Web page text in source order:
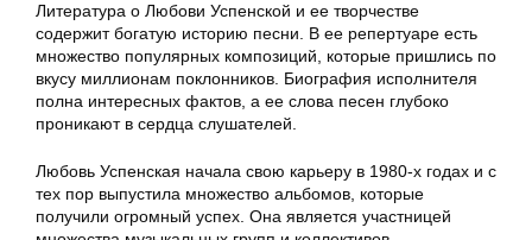
Литература о Любови Успенской и ее творчестве
содержит богатую историю песни. В ее репертуаре есть
множество популярных композиций, которые пришлись по
вкусу миллионам поклонников. Биография исполнителя
полна интересных фактов, а ее слова песен глубоко
проникают в сердца слушателей.
Любовь Успенская начала свою карьеру в 1980-х годах и с
тех пор выпустила множество альбомов, которые
получили огромный успех. Она является участницей